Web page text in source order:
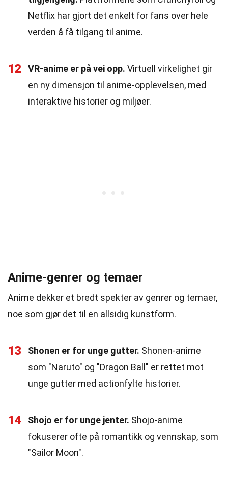
Netflix har gjort det enkelt for fans over hele
verden å få tilgang til anime.
12 VR-anime er på vei opp. Virtuell virkelighet gir
en ny dimensjon til anime-opplevelsen, med
interaktive historier og miljøer.
Anime-genrer og temaer
Anime dekker et bredt spekter av genrer og temaer,
noe som gjør det til en allsidig kunstform.
13 Shonen er for unge gutter. Shonen-anime
som "Naruto" og "Dragon Ball" er rettet mot
unge gutter med actionfylte historier.
14 Shojo er for unge jenter. Shojo-anime
fokuserer ofte på romantikk og vennskap, som
"Sailor Moon".